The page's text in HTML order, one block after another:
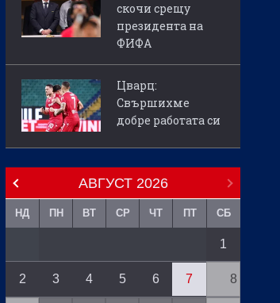
скочи срещу
президента на
ФИФА
Цварц:
Свършихме
добре работата си
АВГУСТ 2026
НД ПН ВТ СР ЧТ ПТ СБ
1
2 3 4 5 6 7 8